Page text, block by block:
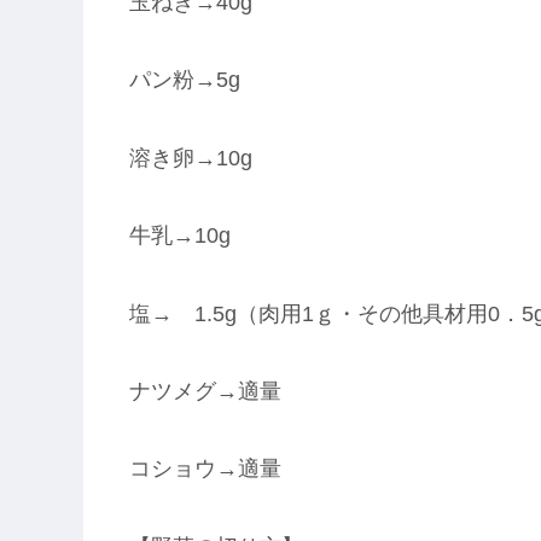
パン粉→5g
溶き卵→10g
牛乳→10g
塩→ 1.5g（肉用1ｇ・その他具材用0．
ナツメグ→適量
コショウ→適量